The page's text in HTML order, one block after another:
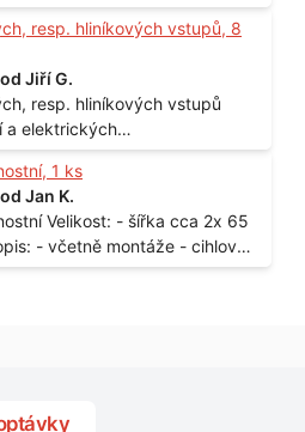
150 x 122 cm Lokalita: - Senohraby Nabídky na e-mail.
resp. hliníkových vstupů, 8
Jiří G.
resp. hliníkových vstupů
a elektrických
dům - jedná se o
zarámovaném a proskleném
bude i demontáž
prosklených,
1 ks
Jan K.
2x 65
- rozměry bez zárubní